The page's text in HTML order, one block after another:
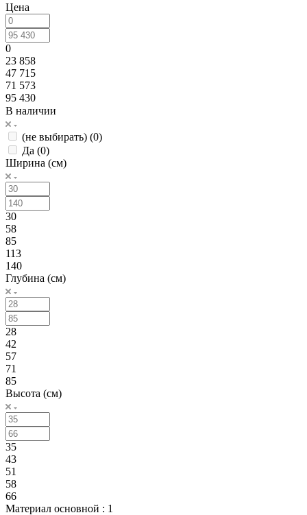
Цена
0
23 858
47 715
71 573
95 430
В наличии
(не выбирать) (0)
Да (0)
Ширина (см)
30
58
85
113
140
Глубина (см)
28
42
57
71
85
Высота (см)
35
43
51
58
66
Материал основной : 1